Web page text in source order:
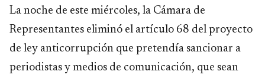
La noche de este miércoles, la Cámara de
Representantes eliminó el artículo 68 del proyecto
de ley anticorrupción que pretendía sancionar a
periodistas y medios de comunicación, que sean